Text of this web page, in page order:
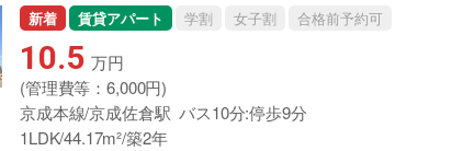
新着 賃貸アパート 学割 女子割 合格前予約可
10.5 万円
(管理費等：6,000円)
京成本線/京成佐倉駅 バス10分:停歩9分
1LDK/44.17m²/築2年